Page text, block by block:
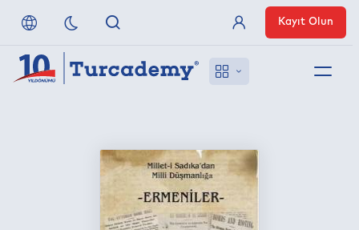
Referanslarımız
Üye Girişi
Kayıt Olun